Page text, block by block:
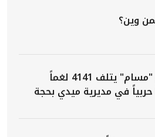
وين؟
مشروع "مسام" يتلف 4141 لغماً
في مديرية ميدي بحجة